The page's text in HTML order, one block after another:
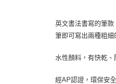
英文書法書寫的筆
筆即可寫出兩種粗細
水性顏料，有快乾、
經AP認證，環保安